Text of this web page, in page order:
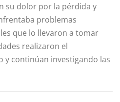
su dolor por la pérdida y
problemas
que lo llevaron a tomar
realizaron el
y continúan investigando las